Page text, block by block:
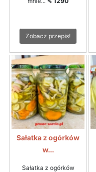
Zobacz przepis!
Sałatka z ogórków
w...
Sałatka z ogórków